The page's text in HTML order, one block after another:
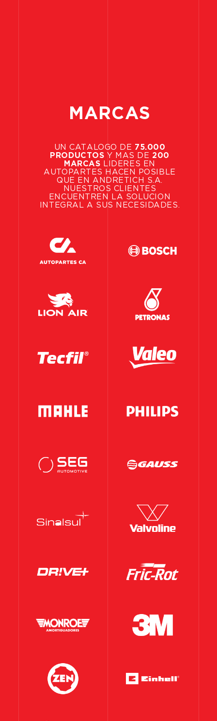
MARCAS
UN CATÁLOGO DE 75.000
PRODUCTOS Y MÁS DE 200
MARCAS LÍDERES
EN
AUTOPARTES
HACEN
POSIBLE
QUE
EN ANDRETICH
S.A.
NUESTROS CLIENTES
ENCUENTREN
LA SOLUCIÓN
INTEGRAL A SUS NECESIDADES.